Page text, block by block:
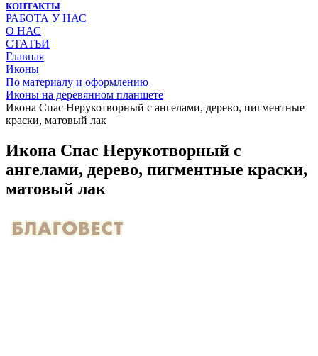
КОНТАКТЫ
РАБОТА У НАС
О НАС
СТАТЬИ
Главная
Иконы
По материалу и оформлению
Иконы на деревянном планшете
Икона Спас Нерукотворный с ангелами, дерево, пигментные
краски, матовый лак
Икона Спас Нерукотворный с
ангелами, дерево, пигментные краски,
матовый лак